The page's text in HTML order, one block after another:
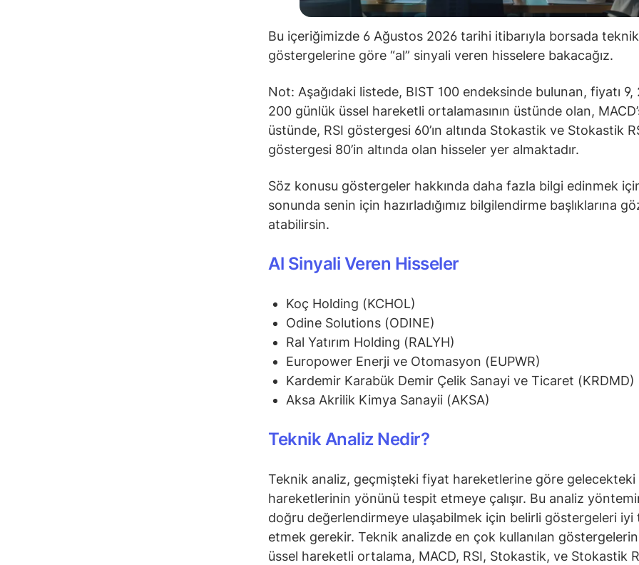
Bu içeriğimizde 6 Ağustos 2026 tarihi itibarıyla borsada teknik
göstergelerine göre “al” sinyali veren hisselere bakacağız.
Not: Aşağıdaki listede, BIST 100 endeksinde bulunan, fiyatı 9,
200 günlük üssel hareketli ortalamasının üstünde olan,
üstünde, RSI göstergesi 60’ın altında Stokastik ve Stokastik
göstergesi 80’in altında olan hisseler yer almaktadır.
Söz konusu göstergeler hakkında daha fazla bilgi edinmek için
sonunda senin için hazırladığımız bilgilendirme başlıklarına
atabilirsin.
Al Sinyali Veren Hisseler
Koç Holding (KCHOL)
Odine Solutions (ODINE)
Ral Yatırım Holding (RALYH)
Europower Enerji ve Otomasyon (EUPWR)
Kardemir Karabük Demir Çelik Sanayi ve Ticaret (KRDMD)
Aksa Akrilik Kimya Sanayii (AKSA)
Teknik Analiz Nedir?
Teknik analiz, geçmişteki fiyat hareketlerine göre
hareketlerinin yönünü tespit etmeye çalışır. Bu analiz
doğru değerlendirmeye ulaşabilmek için belirli göstergeleri iyi
etmek gerekir. Teknik analizde en çok kullanılan göstergelerin
üssel hareketli ortalama, MACD, RSI, Stokastik, ve Stokastik